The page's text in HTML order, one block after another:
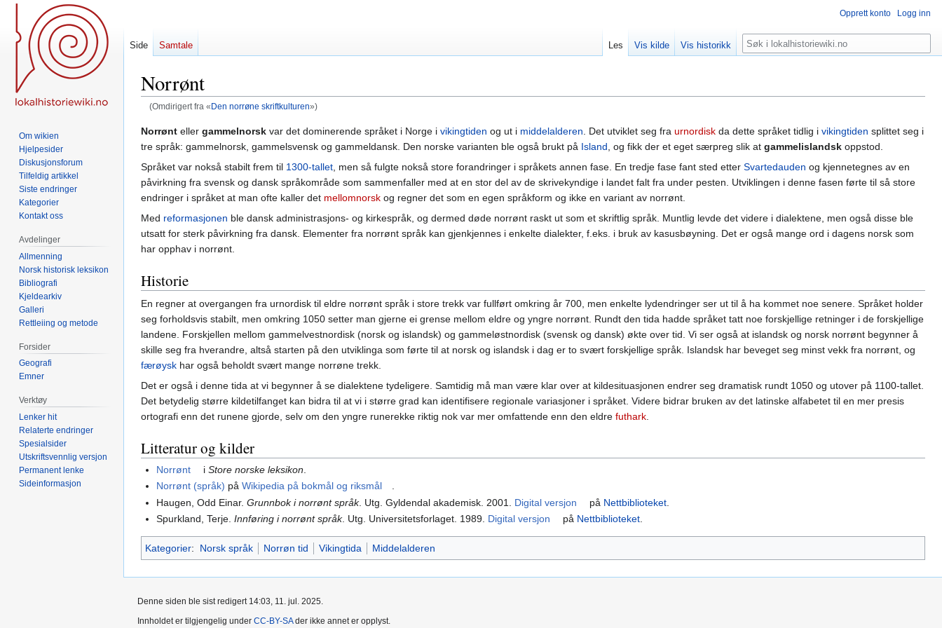
Norrønt
(Omdirigert fra « Den norrøne skriftkulturen»)
Hopp
til
navigering
Hopp
til
søk
Norrønt eller gammelnorsk var det dominerende språket i Norge i vikingtiden og ut i middelalderen . Det utviklet seg fra urnordisk da dette språket tidlig i vikingtiden splittet seg i
tre språk: gammelnorsk, gammelsvensk og gammeldansk. Den norske varianten ble også brukt på Island , og fikk der et eget særpreg slik at gammelislandsk oppstod.
Språket var nokså stabilt frem til 1300-tallet , men så fulgte nokså store forandringer i språkets annen fase. En tredje fase fant sted etter Svartedauden og kjennetegnes av en
påvirkning fra svensk og dansk språkområde som sammenfaller med at en stor del av de skrivekyndige i landet falt fra under pesten. Utviklingen i denne fasen førte til så store
endringer i språket at man ofte kaller det mellomnorsk og regner det som en egen språkform og ikke en variant av norrønt.
Med reformasjonen ble dansk administrasjons- og kirkespråk, og dermed døde norrønt raskt ut som et skriftlig språk. Muntlig levde det videre i dialektene, men også disse ble
utsatt for sterk påvirkning fra dansk. Elementer fra norrønt språk kan gjenkjennes i enkelte dialekter, f.eks. i bruk av kasusbøyning. Det er også mange ord i dagens norsk som
har opphav i norrønt.
Historie
En regner at overgangen fra urnordisk til eldre norrønt språk i store trekk var fullført omkring år 700, men enkelte lydendringer ser ut til å ha kommet noe senere. Språket holder
seg forholdsvis stabilt, men omkring 1050 setter man gjerne ei grense mellom eldre og yngre norrønt. Rundt den tida hadde språket tatt noe forskjellige retninger i de forskjellige
landene. Forskjellen mellom gammelvestnordisk (norsk og islandsk) og gammeløstnordisk (svensk og dansk) økte over tid. Vi ser også at islandsk og norsk norrønt begynner å
skille seg fra hverandre, altså starten på den utviklinga som førte til at norsk og islandsk i dag er to svært forskjellige språk. Islandsk har beveget seg minst vekk fra norrønt, og
færøysk har også beholdt svært mange norrøne trekk.
Det er også i denne tida at vi begynner å se dialektene tydeligere. Samtidig må man være klar over at kildesituasjonen endrer seg dramatisk rundt 1050 og utover på 1100-tallet.
Det betydelig større kildetilfanget kan bidra til at vi i større grad kan identifisere regionale variasjoner i språket. Videre bidrar bruken av det latinske alfabetet til en mer presis
ortografi enn det runene gjorde, selv om den yngre runerekke riktig nok var mer omfattende enn den eldre futhark
Litteratur og kilder
Norrønt iStore norske leksikon
Norrønt (språk) påWikipedia på bokmål og riksmål
.
Haugen, Odd Einar.Grunnbok i norrønt språk. Utg. Gyldendal akademisk. 2001. Digital versjon på Nettbiblioteket
Spurkland, Terje.Innføring i norrønt språk. Utg. Universitetsforlaget. 1989. Digital versjon på Nettbiblioteket
Kategorier: Norsk språk Norrøn tid Vikingtida Middelalderen
Opprett konto Logg inn
Side Samtale Les Vis kilde Vis historikk Søk
Om wikien
Hjelpesider
Diskusjonsforum
Tilfeldig artikkel
Siste endringer
Kategorier
Kontakt oss
Avdelinger
Allmenning
Norsk historisk leksikon
Bibliografi
Kjeldearkiv
Galleri
Rettleiing og metode
Forsider
Geografi
Emner
Verktøy
Lenker hit
Relaterte endringer
Spesialsider
Utskriftsvennlig versjon
Permanent lenke
Sideinformasjon
Denne siden ble sist redigert 14:03, 11. jul. 2025.
Innholdet er tilgjengelig under CC-BY-SAder ikke annet er opplyst.